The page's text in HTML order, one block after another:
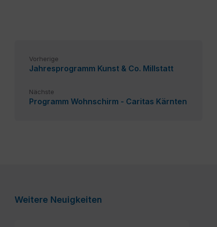
Vorherige
Jahresprogramm Kunst & Co. Millstatt
Nächste
Programm Wohnschirm - Caritas Kärnten
Weitere Neuigkeiten